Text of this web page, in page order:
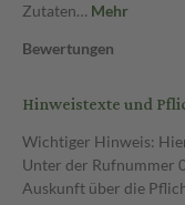
Zutaten… Mehr
Bewertungen
Hinweistexte und
Wichtiger Hinweis:
Unter der Rufnummer
Auskunft über die